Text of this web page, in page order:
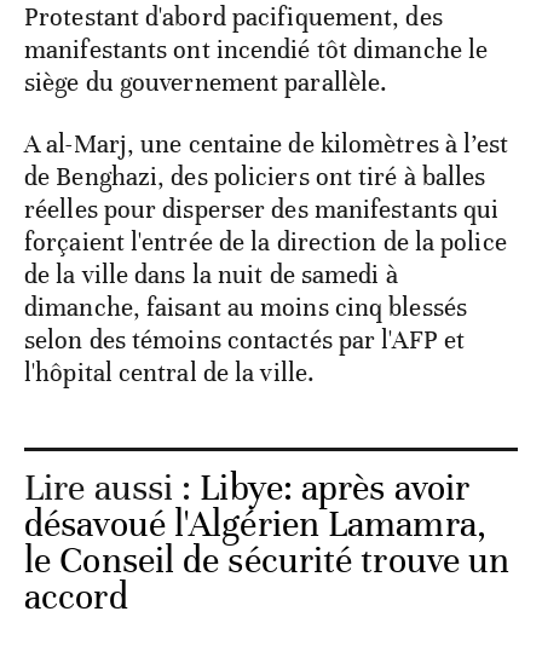
Protestant d'abord pacifiquement, des
manifestants ont incendié tôt dimanche le
siège du gouvernement parallèle.
A al-Marj, une centaine de kilomètres à l’est
de Benghazi, des policiers ont tiré à balles
réelles pour disperser des manifestants qui
forçaient l'entrée de la direction de la police
de la ville dans la nuit de samedi à
dimanche, faisant au moins cinq blessés
selon des témoins contactés par l'AFP et
l'hôpital central de la ville.
Lire aussi : Libye: après avoir
désavoué l'Algérien Lamamra,
le Conseil de sécurité trouve un
accord